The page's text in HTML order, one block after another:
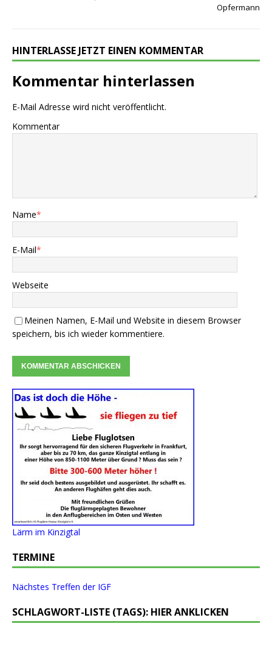
Opfermann
HINTERLASSE JETZT EINEN KOMMENTAR
Kommentar hinterlassen
E-Mail Adresse wird nicht veröffentlicht.
Kommentar
Name*
E-Mail*
Webseite
Meinen Namen, E-Mail und Website in diesem Browser
speichern, bis ich wieder kommentiere.
Lärm im Kinzigtal
TERMINE
Nächstes Treffen der IGF
SCHLAGWORT-LISTE (TAGS): HIER ANKLICKEN